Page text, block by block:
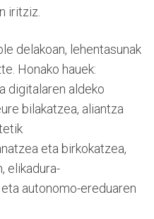
iritziz.
delakoan, lehentasunak
Honako hauek:
digitalaren aldeko
bilakatzea, aliantza
eta birkokatzea,
elikadura-
autonomo-ereduaren